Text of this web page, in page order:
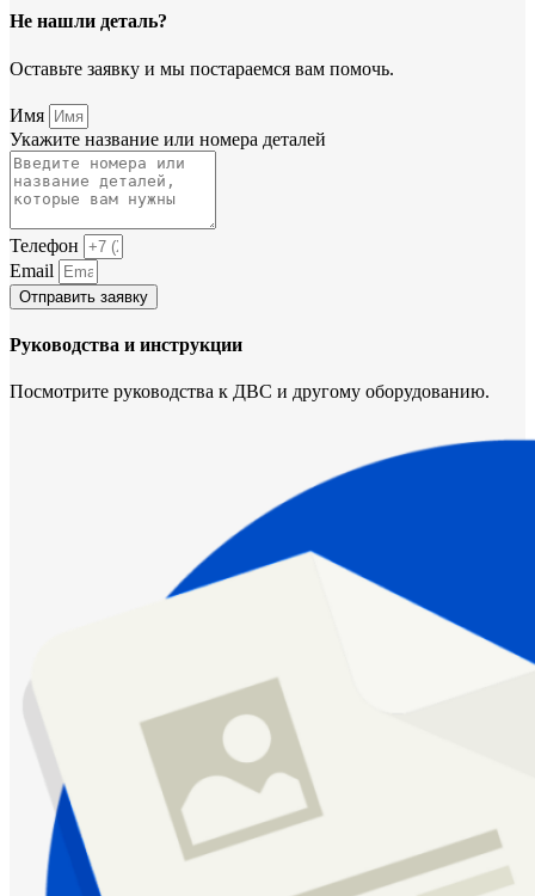
Не нашли деталь?
Оставьте заявку и мы постараемся вам помочь.
Имя
Укажите название или номера деталей
Телефон
Email
Отправить заявку
Руководства и инструкции
Посмотрите руководства к ДВС и другому оборудованию.